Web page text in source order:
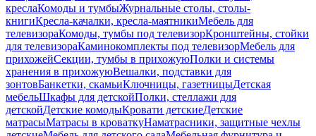
креслаКомоды и тумбыЖурнальные столы, столы-
книгиКресла-качалки, кресла-маятникиМебель для
телевизораКомоды, тумбы под телевизорКронштейны, стойки
для телевизораКаминокомплекты под телевизорМебель для
прихожейСекции, тумбы в прихожуюПолки и системы
хранения в прихожуюВешалки, подставки для
зонтовБанкетки, скамьиКлючницы, газетницыДетская
мебельШкафы для детскойПолки, стеллажи для
детскойДетские комодыКровати детскиеДетские
матрасыМатрасы в кроваткуНаматрасники, защитные чехлы